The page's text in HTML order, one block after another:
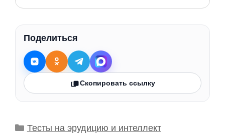
Поделиться
Скопировать ссылку
Рубрики
Тесты на эрудицию и интеллект